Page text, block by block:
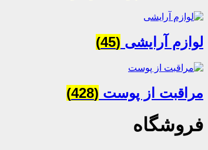
لوازم آرایشی (45)
مراقبت از پوست (428)
فروشگاه